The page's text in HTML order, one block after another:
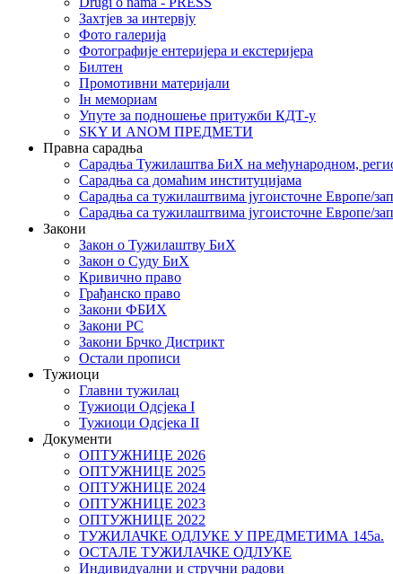
Захтјев за интервју
Фото галерија
Фотографије ентеријера и екстеријера
Билтен
Промотивни материјали
Iн мемориам
Упуте за подношење притужби КДТ-у
SKY И ANOM ПРЕДМЕТИ
Правна сарадња
Сарадња Тужилаштва БиХ на међународном,
Сарадња са домаћим институцијама
Сарадња са тужилаштвима југоисточне Европе/
Сарадња са тужилаштвима југоисточне Европе/
Закони
Закон о Тужилаштву БиХ
Закон о Суду БиХ
Кривично право
Грађанско право
Закони ФБИХ
Закони РС
Закони Брчко Дистрикт
Остали прописи
Тужиоци
Главни тужилац
Тужиоци Oдсјекa I
Тужиоци Oдсјекa II
Документи
ОПТУЖНИЦЕ 2026
ОПТУЖНИЦЕ 2025
ОПТУЖНИЦЕ 2024
ОПТУЖНИЦЕ 2023
ОПТУЖНИЦЕ 2022
ТУЖИЛАЧКЕ ОДЛУКЕ У ПРЕДМЕТИМА 145а.
ОСТАЛЕ ТУЖИЛАЧКЕ ОДЛУКЕ
Индивидуални и стручни радови